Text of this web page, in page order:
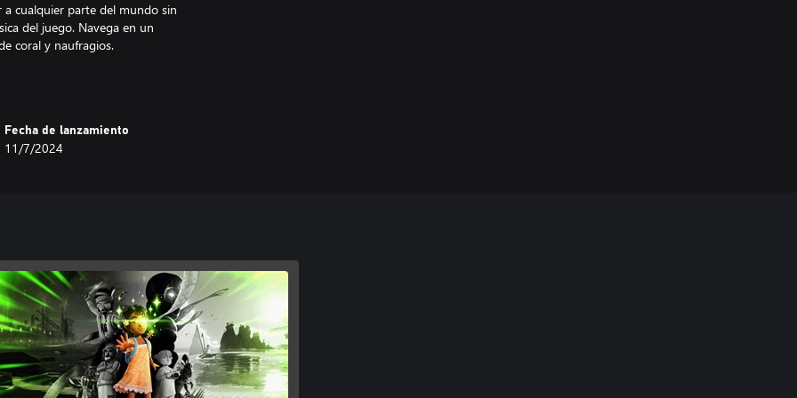
a cualquier parte del mundo sin
del juego. Navega en un
coral y naufragios.
parte del mundo
provocar la lluvia, etc.
animadas y dobladas en
locales te envolverá en
objetos cosméticos
opciones totalmente
y divertidas como una
Fecha de lanzamiento
11/7/2024